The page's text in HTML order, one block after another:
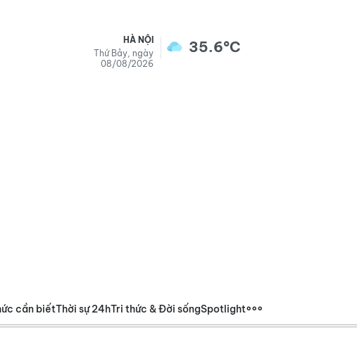
HÀ NỘI
Thứ Bảy, ngày
08/08/2026
35.6°C
cần biếtThời sự 24hTri thức & Đời sốngSpotlight